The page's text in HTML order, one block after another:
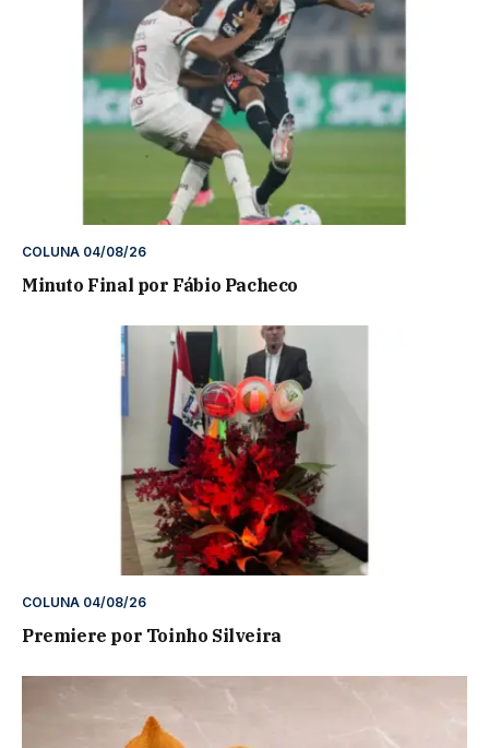
COLUNA 04/08/26
Minuto Final por Fábio Pacheco
COLUNA 04/08/26
Premiere por Toinho Silveira